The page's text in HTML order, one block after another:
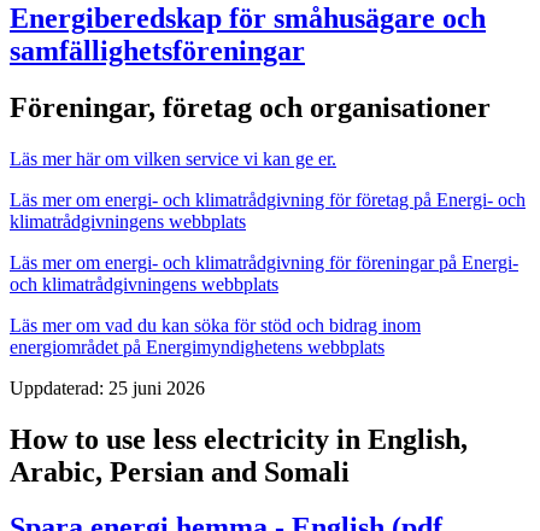
Energiberedskap för småhusägare och
samfällighetsföreningar
Föreningar, företag och organisationer
Läs mer här om vilken service vi kan ge er.
Läs mer om energi- och klimatrådgivning för företag på Energi- och
klimatrådgivningens webbplats
Läs mer om energi- och klimatrådgivning för föreningar på Energi-
och klimatrådgivningens webbplats
Läs mer om vad du kan söka för stöd och bidrag inom
energiområdet på Energimyndighetens webbplats
Uppdaterad: 25 juni 2026
How to use less electricity in English,
Arabic, Persian and Somali